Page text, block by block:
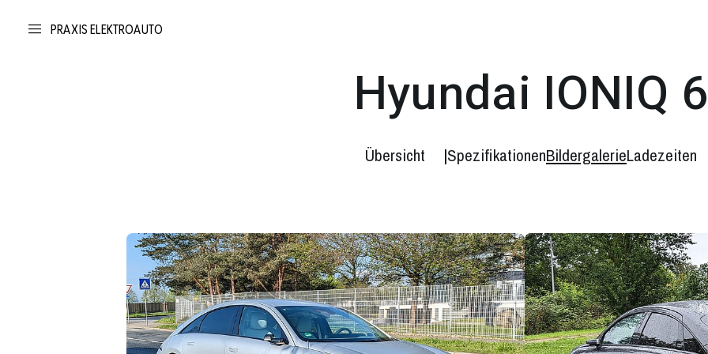
PRAXIS ELEKTROAUTO
Hyundai IONIQ 6
Übersicht SpezifikationenBildergalerieLadezeiten